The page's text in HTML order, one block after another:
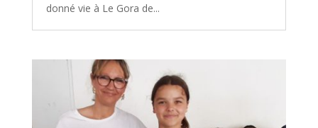
donné vie à Le Gora de...